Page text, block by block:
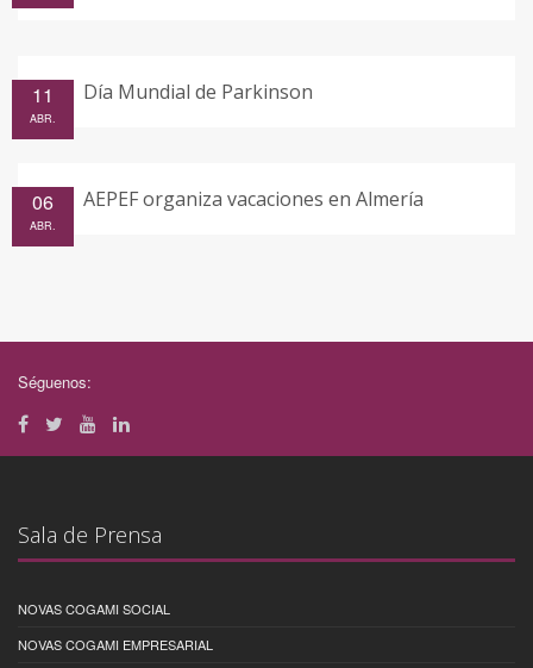
Día Mundial de Parkinson
11
ABR.
AEPEF organiza vacaciones en Almería
06
ABR.
Séguenos:
Sala de Prensa
NOVAS COGAMI SOCIAL
NOVAS COGAMI EMPRESARIAL